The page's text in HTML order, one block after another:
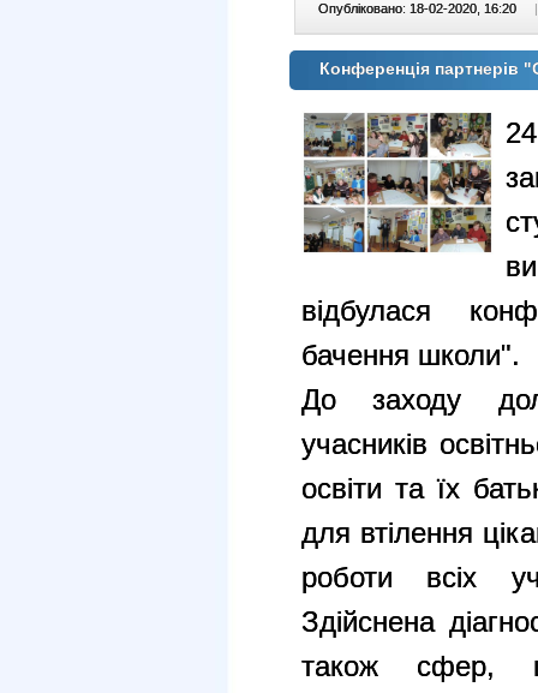
Опубліковано: 18-02-2020, 16:20 |
Конференція
відбулася
бачення школи".
До заходу
учасників
освіти та їх
для втілення
роботи всіх
Здійснена
також сфер,